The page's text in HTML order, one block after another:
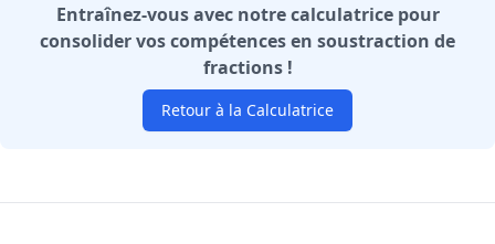
Entraînez-vous avec notre calculatrice pour
consolider vos compétences en soustraction de
fractions !
Retour à la Calculatrice